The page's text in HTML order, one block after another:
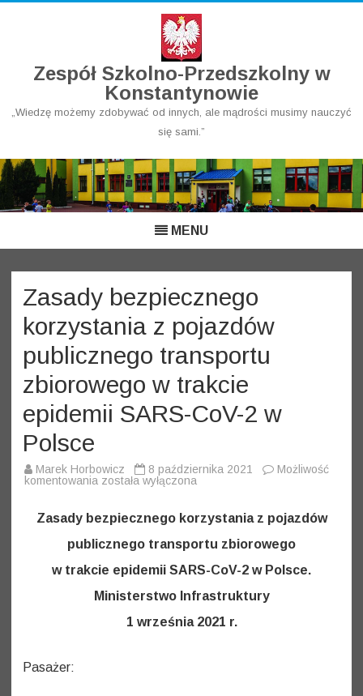
Zespół Szkolno-Przedszkolny w
Konstantynowie
„Wiedzę możemy zdobywać od innych, ale mądrości musimy nauczyć
się sami.”
Skip
to
content
MENU
Zasady bezpiecznego
korzystania z pojazdów
publicznego transportu
zbiorowego w trakcie
epidemii SARS-CoV-2 w
Polsce
Marek Horbowicz 8 października 2021
Możliwość
komentowania Zasady
bezpiecznego
z
pojazdów
transportu
w
trakcie
epidemii
SARS-
została wyłączona
Zasady bezpiecznego korzystania z pojazdów
publicznego transportu zbiorowego
w trakcie epidemii SARS-CoV-2 w Polsce.
Ministerstwo Infrastruktury
1 września 2021 r.
Pasażer: